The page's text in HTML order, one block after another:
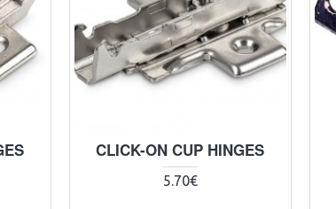
CLICK-ON CUP HINGES
5.70€